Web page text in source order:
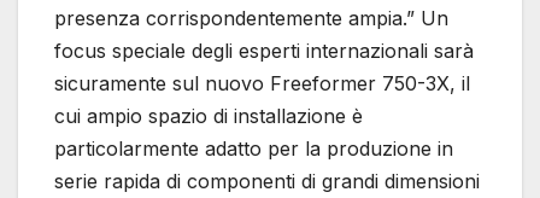
presenza corrispondentemente ampia.” Un
focus speciale degli esperti internazionali sarà
sicuramente sul nuovo Freeformer 750-3X, il
cui ampio spazio di installazione è
particolarmente adatto per la produzione in
serie rapida di componenti di grandi dimensioni